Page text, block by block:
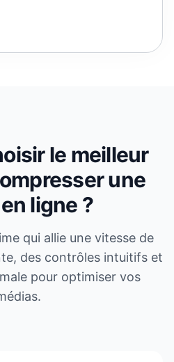
le meilleur
une
ligne ?
qui allie une vitesse de
des contrôles intuitifs et
pour optimiser vos